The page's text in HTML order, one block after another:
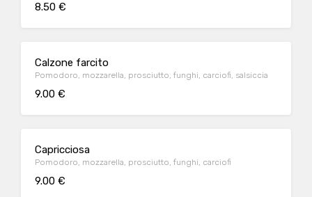
8.50 €
Calzone farcito
Pomodoro, mozzarella, prosciutto, funghi, carciofi, salsiccia
9.00 €
Capricciosa
Pomodoro, mozzarella, prosciutto, funghi, carciofi
9.00 €